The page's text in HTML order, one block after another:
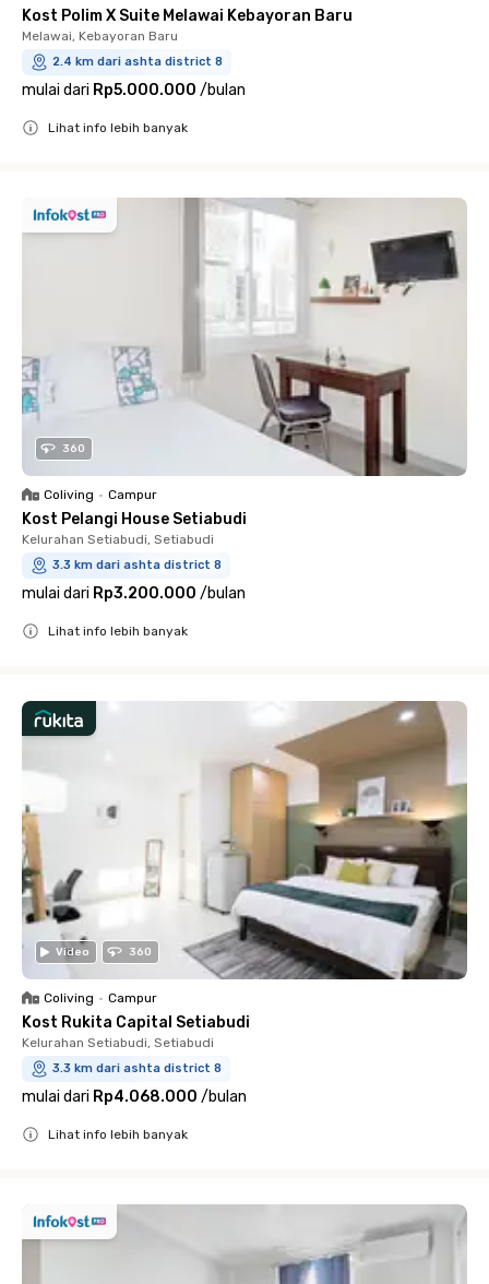
Kost Polim X Suite Melawai Kebayoran Baru
Melawai, Kebayoran Baru
2.4 km dari ashta district 8
mulai dari Rp5.000.000 /bulan
Lihat info lebih banyak
360
Coliving • Campur
Kost Pelangi House Setiabudi
Kelurahan Setiabudi, Setiabudi
3.3 km dari ashta district 8
mulai dari Rp3.200.000 /bulan
Lihat info lebih banyak
Video 360
Coliving • Campur
Kost Rukita Capital Setiabudi
Kelurahan Setiabudi, Setiabudi
3.3 km dari ashta district 8
mulai dari Rp4.068.000 /bulan
Lihat info lebih banyak